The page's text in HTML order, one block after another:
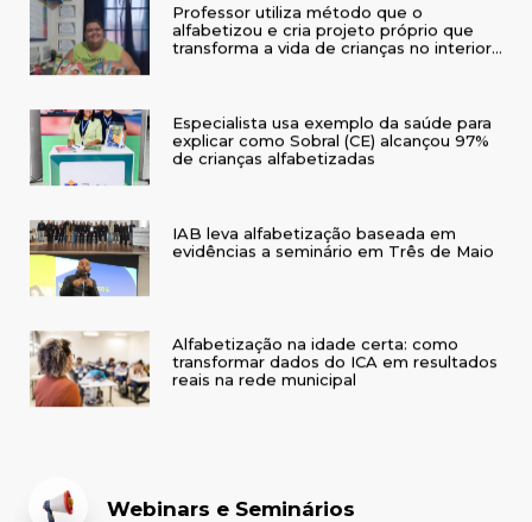
Professor utiliza método que o
alfabetizou e cria projeto próprio que
transforma a vida de crianças no interior
Especialista usa exemplo da saúde para
explicar como Sobral (CE) alcançou 97%
de crianças alfabetizadas
IAB leva alfabetização baseada em
evidências a seminário em Três de Maio
Alfabetização na idade certa: como
transformar dados do ICA em resultados
reais na rede municipal
Webinars e Seminários